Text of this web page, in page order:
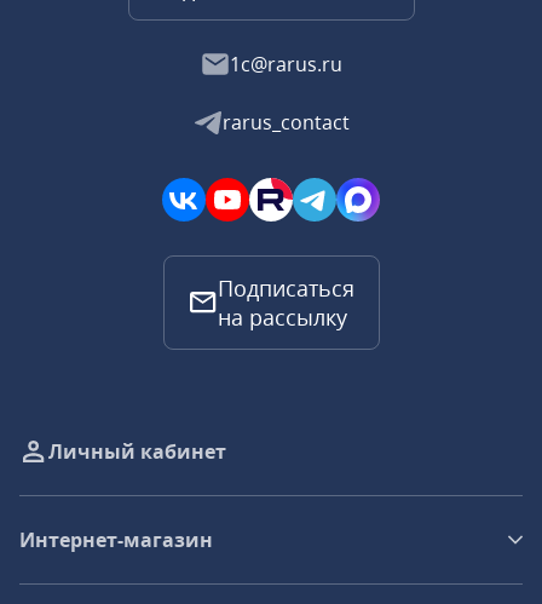
1c@rarus.ru
rarus_contact
Подписаться
на рассылку
Личный кабинет
Интернет-магазин